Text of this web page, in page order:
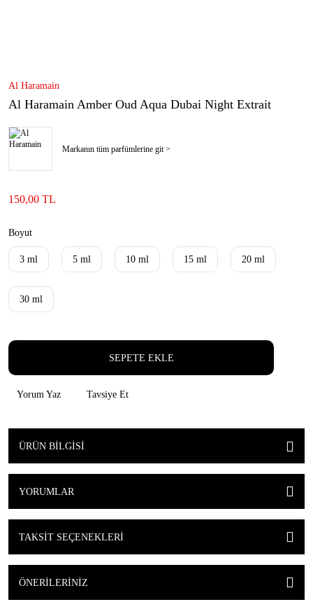
Al Haramain
Al Haramain Amber Oud Aqua Dubai Night Extrait
Markanın tüm parfümlerine git >
150,00 TL
Boyut
3 ml 5 ml 10 ml 15 ml 20 ml
30 ml
SEPETE EKLE
Yorum Yaz Tavsiye Et
ÜRÜN BILGISI
YORUMLAR
TAKSIT SEÇENEKLERI
ÖNERILERINIZ